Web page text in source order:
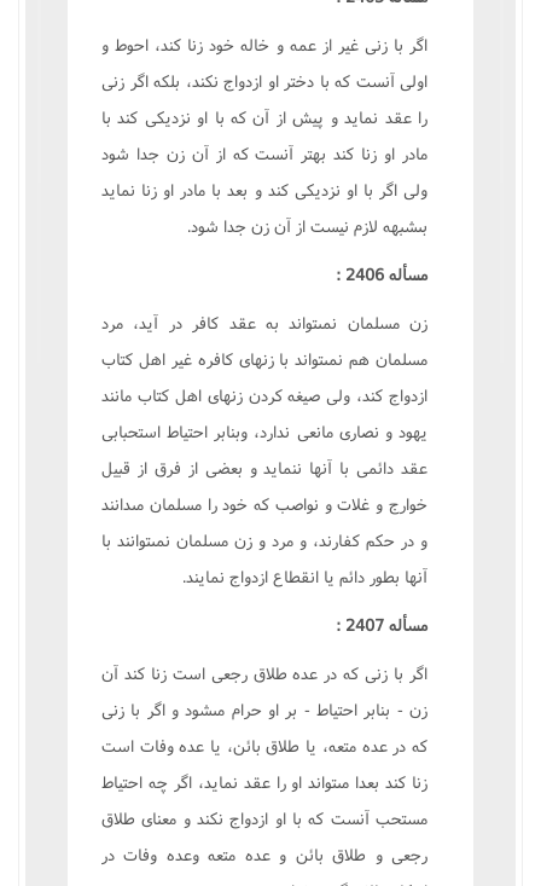
اگر با زنى غير از عمه و خاله خود زنا کند، احوط و
اولى آنست که با دختر او ازدواج نکند، بلکه اگر زنى
را عقد نمايد و پيش از آن که با او نزديکى کند با
مادر او زنا کند بهتر آنست که از آن زن جدا شود
ولى اگر با او نزديکى کند و بعد با مادر او زنا نمايد
بىشبهه لازم نيست از آن زن جدا شود.
مسأله 2406 :
زن مسلمان نمىتواند به عقد کافر در آيد، مرد
مسلمان هم نمىتواند با زنهاى کافره غير اهل کتاب
ازدواج کند، ولى صيغه کردن زنهاى اهل کتاب مانند
يهود و نصارى مانعى ندارد، وبنابر احتياط استحبابى
عقد دائمى با آنها ننمايد و بعضى از فرق از قبيل
خوارج و غلات و نواصب که خود را مسلمان مىدانند
و در حکم کفارند، و مرد و زن مسلمان نمىتوانند با
آنها بطور دائم يا انقطاع ازدواج نمايند.
مسأله 2407 :
اگر با زنى که در عده طلاق رجعى است زنا کند آن
زن - بنابر احتياط - بر او حرام مىشود و اگر با زنى
که در عده متعه، يا طلاق بائن، يا عده وفات است
زنا کند بعدا مىتواند او را عقد نمايد، اگر چه احتياط
مستحب آنست که با او ازدواج نکند و معناى طلاق
رجعى و طلاق بائن و عده متعه وعده وفات در